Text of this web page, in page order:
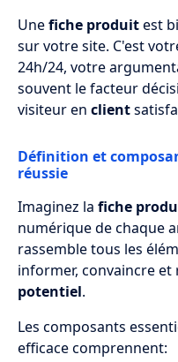
Quels éléments
pour lever les
Comment
aux différents
Quelles sont
éviter lors de la
FAQ
Unefiche produitest
sur votre site. C'est
24h/24, votre
souvent le facteur
visiteur en client
Définition et
réussie
Imaginez la fiche
numérique de chaque
rassemble tous les
informer, convaincre
potentiel.
Les composants
efficace comprennent: